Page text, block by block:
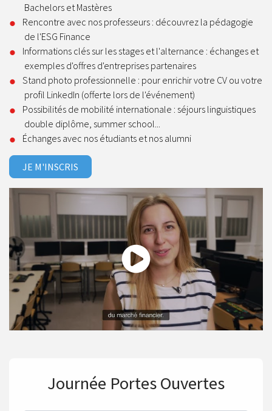
Bachelors et Mastères
Rencontre avec nos professeurs : découvrez la pédagogie
de l'ESG Finance
Informations clés sur les stages et l'alternance : échanges et
exemples d'offres d'entreprises partenaires
Stand photo professionnelle : pour enrichir votre CV ou votre
profil LinkedIn (offerte lors de l'événement)
Possibilités de mobilité internationale : séjours linguistiques
double diplôme, summer school...
Échanges avec nos étudiants et nos alumni
JE M'INSCRIS
Découvrez le campus de L'ESG Finance à La Défense
Journée Portes Ouvertes